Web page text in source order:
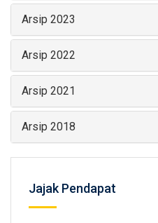
Arsip 2023
Arsip 2022
Arsip 2021
Arsip 2018
Jajak Pendapat